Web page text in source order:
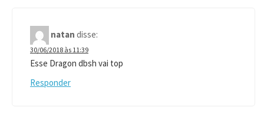
natan disse:
30/06/2018 às 11:39
Esse Dragon dbsh vai top
Responder